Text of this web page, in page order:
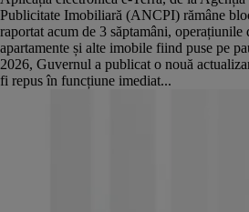
Publicitate Imobiliară (ANCPI) rămâne
raportat acum de 3 săptamâni, operațiunile
apartamente și alte imobile fiind puse pe
2026, Guvernul a publicat o nouă
fi repus în funcțiune imediat...